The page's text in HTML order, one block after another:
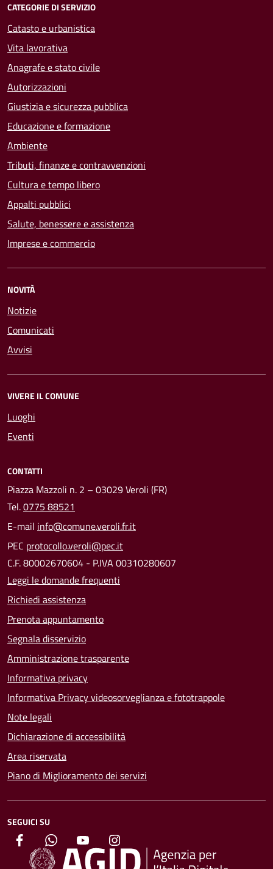
CATEGORIE DI SERVIZIO
Catasto e urbanistica
Vita lavorativa
Anagrafe e stato civile
Autorizzazioni
Giustizia e sicurezza pubblica
Educazione e formazione
Ambiente
Tributi, finanze e contravvenzioni
Cultura e tempo libero
Appalti pubblici
Salute, benessere e assistenza
Imprese e commercio
NOVITÀ
Notizie
Comunicati
Avvisi
VIVERE IL COMUNE
Luoghi
Eventi
CONTATTI
Piazza Mazzoli n. 2 – 03029 Veroli (FR)
Tel.0775 88521
E-mail info@comune.veroli.fr.it
PEC protocollo.veroli@pec.it
C.F. 80002670604 - P.IVA 00310280607
Leggi le domande frequenti
Richiedi assistenza
Prenota appuntamento
Segnala disservizio
Amministrazione trasparente
Informativa privacy
Informativa Privacy videosorveglianza e fototrappole
Note legali
Dichiarazione di accessibilità
Area riservata
Piano di Miglioramento dei servizi
SEGUICI SU